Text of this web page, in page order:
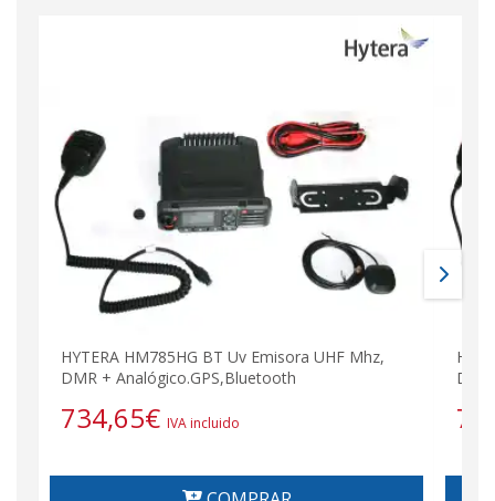
HYTERA HM785HG BT Uv Emisora UHF Mhz,
DMR + Analógico.GPS,Bluetooth
734,65€ IVA incluido